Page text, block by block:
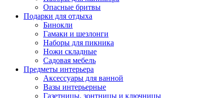
Опасные бритвы
Подарки для отдыха
Бинокли
Гамаки и шезлонги
Наборы для пикника
Ножи складные
Садовая мебель
Предметы интерьера
Аксессуары для ванной
Вазы интерьерные
Газетницы, зонтницы и ключницы